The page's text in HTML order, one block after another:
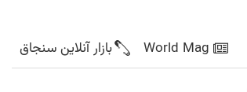
World Mag بازار آنلاین سنجاق